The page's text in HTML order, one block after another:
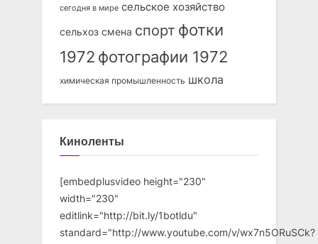
сегодня в мире сельское хозяйство
сельхоз смена спорт фотки
1972 фотографии 1972
химическая промышленность школа
Киноленты
[embedplusvideo height="230"
width="230"
editlink="http://bit.ly/1botldu"
standard="http://www.youtube.com/v/wx7n5ORuSCk?